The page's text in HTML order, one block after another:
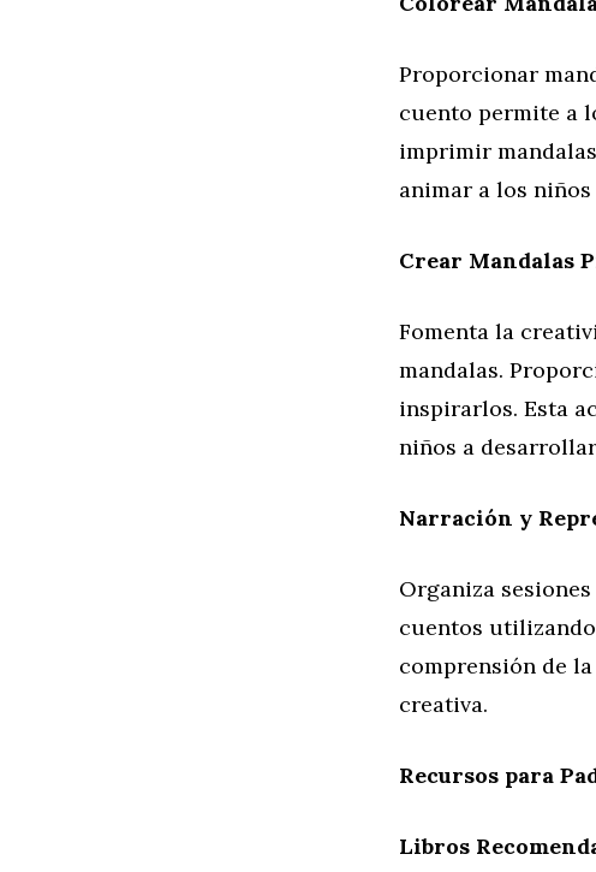
Proporcionar
cuento permite a
imprimir
animar a los
Crear Mandalas
Fomenta la
mandalas.
inspirarlos. Esta
niños a
Narración y
Organiza
cuentos
comprensión de
creativa.
Recursos para
Libros